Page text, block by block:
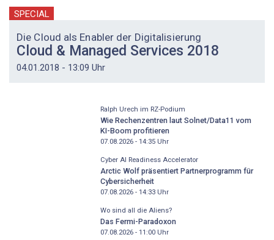
SPECIAL
Die Cloud als Enabler der Digitalisierung
Cloud & Managed Services 2018
04.01.2018 - 13:09 Uhr
Ralph Urech im RZ-Podium
Wie Rechenzentren laut Solnet/Data11 vom
KI-Boom profitieren
07.08.2026 - 14:35Uhr
Cyber AI Readiness Accelerator
Arctic Wolf präsentiert Partnerprogramm für
Cybersicherheit
07.08.2026 - 14:33Uhr
Wo sind all die Aliens?
Das Fermi-Paradoxon
07.08.2026 - 11:00Uhr